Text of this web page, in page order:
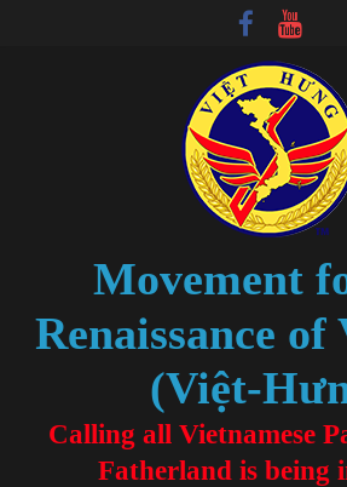
Movement
Renaissance of
(Việt-
Calling all Vietnamese
Fatherland is being